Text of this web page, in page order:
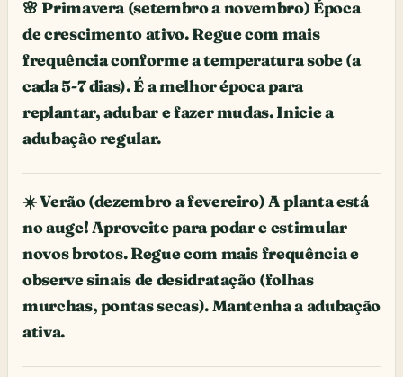
🌸 Primavera (setembro a novembro) Época
de crescimento ativo. Regue com mais
frequência conforme a temperatura sobe (a
cada 5-7 dias). É a melhor época para
replantar, adubar e fazer mudas. Inicie a
adubação regular.
☀️ Verão (dezembro a fevereiro) A planta está
no auge! Aproveite para podar e estimular
novos brotos. Regue com mais frequência e
observe sinais de desidratação (folhas
murchas, pontas secas). Mantenha a adubação
ativa.